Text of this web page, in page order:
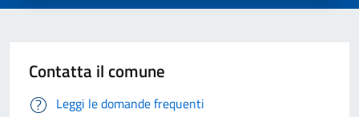
Contatta il comune
Leggi le domande frequenti